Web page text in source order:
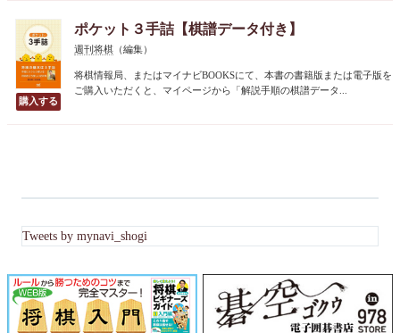
ポケット３手詰【棋譜データ付き】
週刊将棋 （編集）
将棋情報局、またはマイナビBOOKSにて、本書の書籍版または電子版を
ご購入いただくと、マイページから「解説手順の棋譜データ...
Tweets by mynavi_shogi